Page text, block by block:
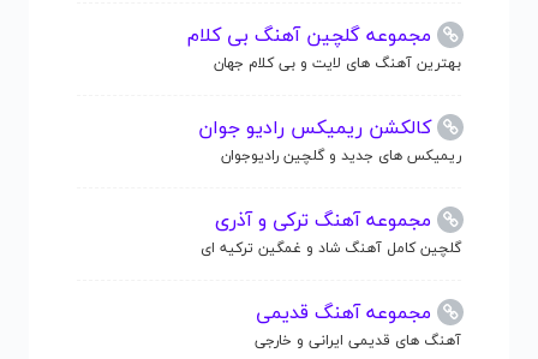
مجموعه گلچین آهنگ بی کلام
بهترین آهنگ های لایت و بی کلام جهان
کالکشن ریمیکس رادیو جوان
ریمیکس های جدید و گلچین رادیوجوان
مجموعه آهنگ ترکی و آذری
گلچین کامل آهنگ شاد و غمگین ترکیه ای
مجموعه آهنگ قدیمی
آهنگ های قدیمی ایرانی و خارجی